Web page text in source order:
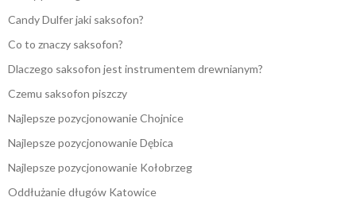
Candy Dulfer jaki saksofon?
Co to znaczy saksofon?
Dlaczego saksofon jest instrumentem drewnianym?
Czemu saksofon piszczy
Najlepsze pozycjonowanie Chojnice
Najlepsze pozycjonowanie Dębica
Najlepsze pozycjonowanie Kołobrzeg
Oddłużanie długów Katowice